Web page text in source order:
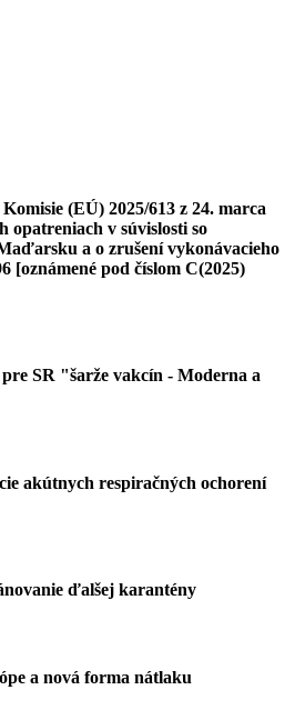
(EÚ) 2025/613 z 24. marca
opatreniach v súvislosti so
a o zrušení vykonávacieho
[oznámené pod číslom C(2025)
SR "šarže vakcín - Moderna a
akútnych respiračných ochorení
ďalšej karantény
a nová forma nátlaku